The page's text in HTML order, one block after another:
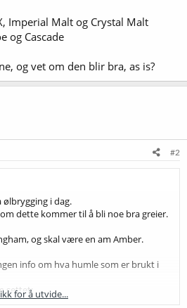
Imperial Malt og Crystal Malt
og Cascade
og vet om den blir bra, as is?
#2
ølbrygging i dag.
dette kommer til å bli noe bra greier.
og skal være en am Amber.
info om hva humle som er brukt i
settet:
for å utvide...